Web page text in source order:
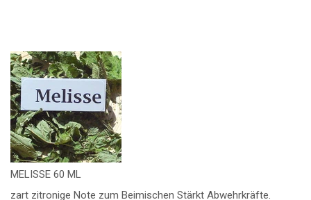
MELISSE 60 ML
zart zitronige Note zum Beimischen Stärkt Abwehrkräfte.